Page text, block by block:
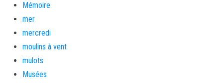
Mémoire
mer
mercredi
moulins à vent
mulots
Musées